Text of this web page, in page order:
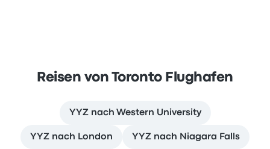
Reisen von Toronto Flughafen
YYZ nach Western University
YYZ nach London YYZ nach Niagara Falls